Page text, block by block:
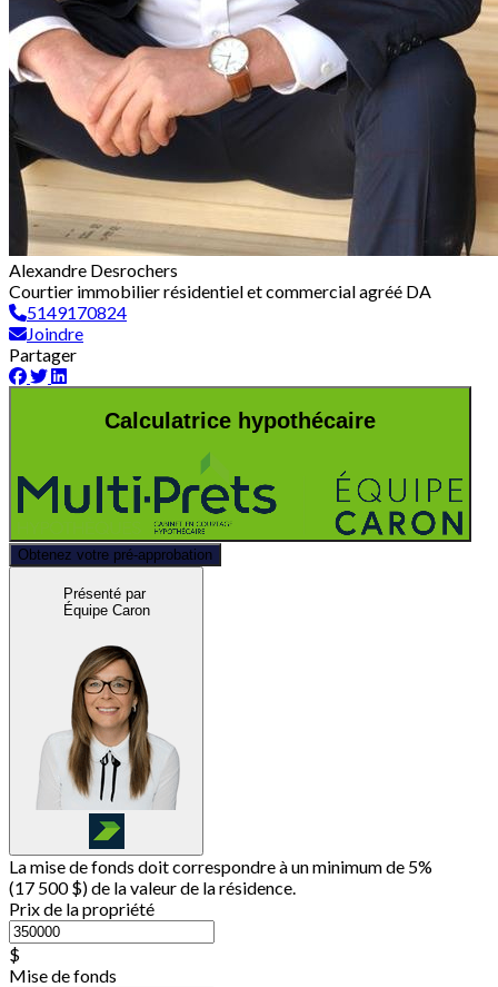
Alexandre Desrochers
Courtier immobilier résidentiel et commercial agréé DA
5149170824
Joindre
Partager
Calculatrice hypothécaire
Obtenez votre pré-approbation
Présenté par
Équipe Caron
La mise de fonds doit correspondre à un minimum de 5%
(17 500 $) de la valeur de la résidence.
Prix de la propriété
$
Mise de fonds